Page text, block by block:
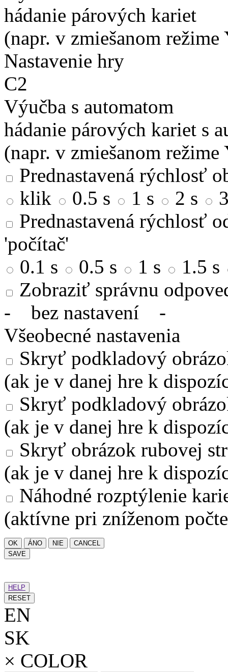
hádanie párových kariet
(napr. v zmiešanom režime
Nastavenie hry
C2
Výučba s automatom
hádanie párových kariet s
(napr. v zmiešanom režime
Prednastavená rýchlosť
klik
0.5 s 1 s 2 s
Prednastavená rýchlosť
'počítač'
0.1 s
0.5 s 1 s
1.5 s
Zobraziť správnu
- bez nastavení -
Všeobecné nastavenia
Skryť podkladový
(ak je v danej hre k
Skryť podkladový
(ak je v danej hre k
Skryť obrázok rubovej
(ak je v danej hre k
Náhodné rozptýlenie
(aktívne pri zníženom
OK ÁNO NIE
CANCEL
SAVE
HELP
RESET
EN
SK
× COLOR